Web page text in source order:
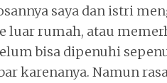
saya dan istri
luar rumah, atau
bisa dipenuhi
karenanya. Namun